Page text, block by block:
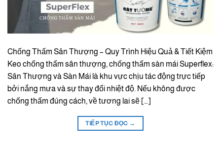
Chống Thấm Sân Thượng – Quy Trình Hiệu Quả & Tiết Kiệm
Keo chống thấm sân thượng, chống thấm sàn mái Superflex:
Sân Thượng và Sàn Mái là khu vực chịu tác động trực tiếp
bởi nắng mưa và sự thay đổi nhiệt độ. Nếu không được
chống thấm đúng cách, về tương lai sẽ […]
TIẾP TỤC ĐỌC →